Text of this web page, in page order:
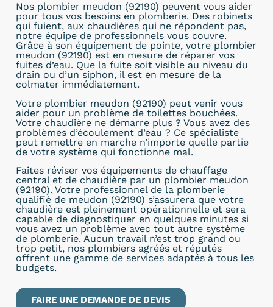
Nos plombier meudon (92190) peuvent vous aider
pour tous vos besoins en plomberie. Des robinets
qui fuient, aux chaudières qui ne répondent pas,
notre équipe de professionnels vous couvre.
Grâce à son équipement de pointe, votre plombier
meudon (92190) est en mesure de réparer vos
fuites d’eau. Que la fuite soit visible au niveau du
drain ou d’un siphon, il est en mesure de la
colmater immédiatement.
Votre plombier meudon (92190) peut venir vous
aider pour un problème de toilettes bouchées.
Votre chaudière ne démarre plus ? Vous avez des
problèmes d’écoulement d’eau ? Ce spécialiste
peut remettre en marche n’importe quelle partie
de votre système qui fonctionne mal.
Faites réviser vos équipements de chauffage
central et de chaudière par un plombier meudon
(92190). Votre professionnel de la plomberie
qualifié de meudon (92190) s’assurera que votre
chaudière est pleinement opérationnelle et sera
capable de diagnostiquer en quelques minutes si
vous avez un problème avec tout autre système
de plomberie. Aucun travail n’est trop grand ou
trop petit, nos plombiers agréés et réputés
offrent une gamme de services adaptés à tous les
budgets.
FAIRE UNE DEMANDE DE DEVIS